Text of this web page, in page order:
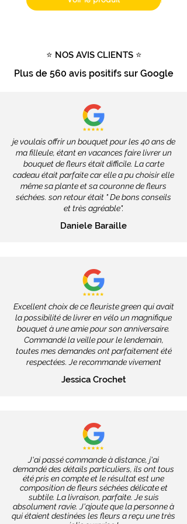
Livraison gratuitedès100€
⭐ NOS AVIS CLIENTS ⭐
Plus de560 avis positifssur Google
je voulais offrir un bouquet pour les 40 ans de
ma filleule, étant en vacances faire livrer un
bouquet de fleurs était difficile. La carte
cadeau était parfaite car elle a pu choisir elle
même sa plante et sa couronne de fleurs
séchées. son retour était " De bons conseils
et très agréable".
Daniele Baraille
Excellent choix de ce fleuriste green qui avait
la possibilité de livrer en vélo un magnifique
bouquet à une amie pour son anniversaire.
Commandé la veille pour le lendemain,
toutes mes demandes ont parfaitement été
respectées. Je recommande vivement
Jessica Crochet
J'ai passé commande à distance, j'ai
demandé des détails particuliers, ils ont tous
été pris en compte et le résultat est une
composition de fleurs séchées délicate et
subtile. La livraison, parfaite. Je suis
absolument ravie. J'ajoute que la personne à
qui étaient destinées les fleurs a reçu une très